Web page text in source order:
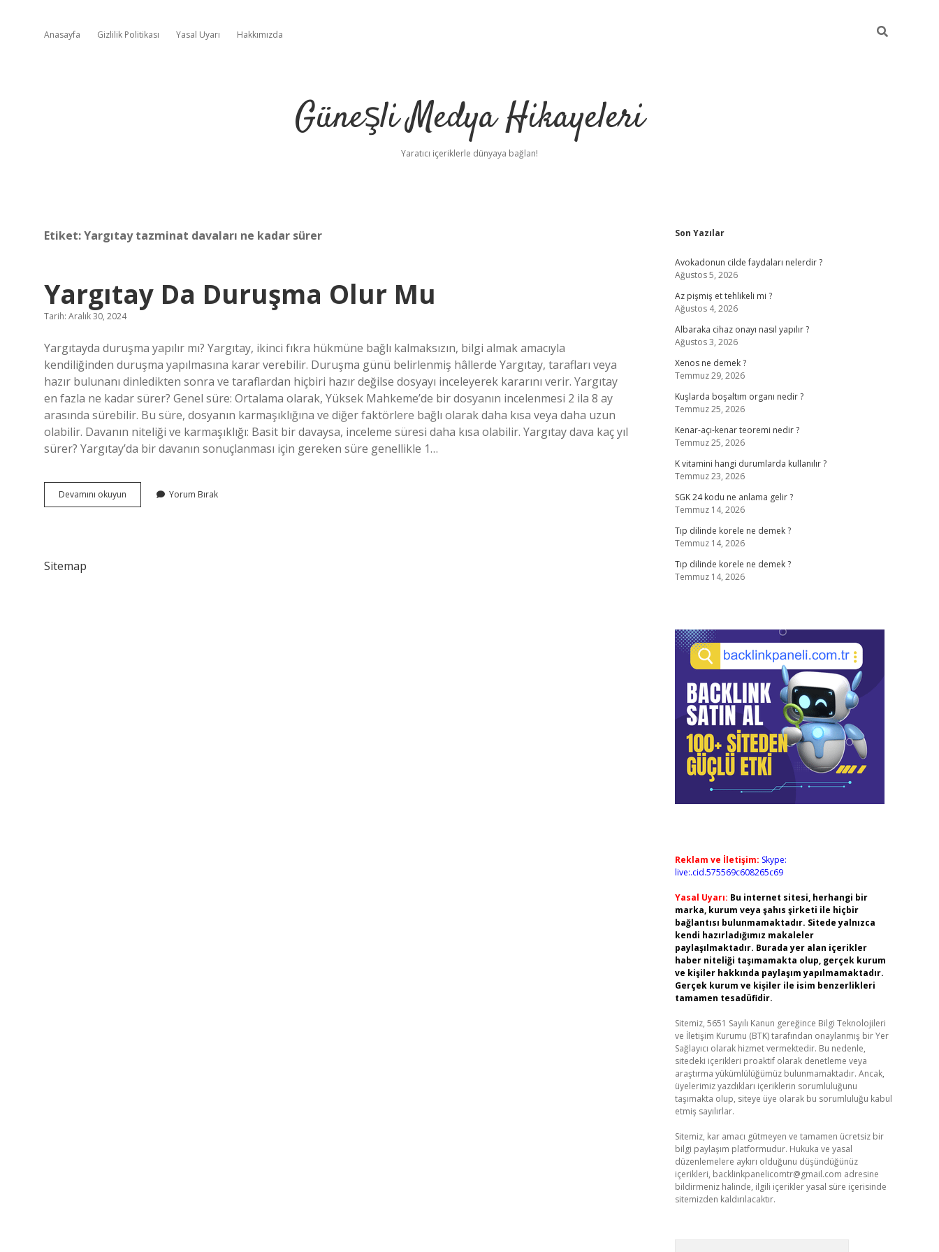
Anasayfa Gizlilik Politikası Yasal Uyarı Hakkımızda
Güneşli Medya Hikayeleri
Yaratıcı içeriklerle dünyaya bağlan!
Etiket:Yargıtay tazminat davaları ne kadar sürer
Yargıtay Da Duruşma Olur Mu
Tarih: Aralık 30, 2024
Yargıtayda duruşma yapılır mı? Yargıtay, ikinci fıkra hükmüne bağlı kalmaksızın, bilgi almak amacıyla
kendiliğinden duruşma yapılmasına karar verebilir. Duruşma günü belirlenmiş hâllerde Yargıtay, tarafları veya
hazır bulunanı dinledikten sonra ve taraflardan hiçbiri hazır değilse dosyayı inceleyerek kararını verir. Yargıtay
en fazla ne kadar sürer? Genel süre: Ortalama olarak, Yüksek Mahkeme’de bir dosyanın incelenmesi 2 ila 8 ay
arasında sürebilir. Bu süre, dosyanın karmaşıklığına ve diğer faktörlere bağlı olarak daha kısa veya daha uzun
olabilir. Davanın niteliği ve karmaşıklığı: Basit bir davaysa, inceleme süresi daha kısa olabilir. Yargıtay dava kaç yıl
sürer? Yargıtay’da bir davanın sonuçlanması için gereken süre genellikle 1…
Devamını okuyun Yargıtay
Da
Yorum Bırak
Sitemap
Sidebar
Son Yazılar
Avokadonun cilde faydaları nelerdir ?
Ağustos 5, 2026
Az pişmiş et tehlikeli mi ?
Ağustos 4, 2026
Albaraka cihaz onayı nasıl yapılır ?
Ağustos 3, 2026
Xenos ne demek ?
Temmuz 29, 2026
Kuşlarda boşaltım organı nedir ?
Temmuz 25, 2026
Kenar-açı-kenar teoremi nedir ?
Temmuz 25, 2026
K vitamini hangi durumlarda kullanılır ?
Temmuz 23, 2026
SGK 24 kodu ne anlama gelir ?
Temmuz 14, 2026
Tıp dilinde korele ne demek ?
Temmuz 14, 2026
Tıp dilinde korele ne demek ?
Temmuz 14, 2026
Reklam ve İletişim: Skype:
live:.cid.575569c608265c69
Yasal Uyarı: Bu internet sitesi, herhangi bir
marka, kurum veya şahıs şirketi ile hiçbir
bağlantısı bulunmamaktadır. Sitede yalnızca
kendi hazırladığımız makaleler
paylaşılmaktadır. Burada yer alan içerikler
haber niteliği taşımamakta olup, gerçek kurum
ve kişiler hakkında paylaşım yapılmamaktadır.
Gerçek kurum ve kişiler ile isim benzerlikleri
tamamen tesadüfidir.
Sitemiz, 5651 Sayılı Kanun gereğince Bilgi Teknolojileri
ve İletişim Kurumu (BTK) tarafından onaylanmış bir Yer
Sağlayıcı olarak hizmet vermektedir. Bu nedenle,
sitedeki içerikleri proaktif olarak denetleme veya
araştırma yükümlülüğümüz bulunmamaktadır. Ancak,
üyelerimiz yazdıkları içeriklerin sorumluluğunu
taşımakta olup, siteye üye olarak bu sorumluluğu kabul
etmiş sayılırlar.
Sitemiz, kar amacı gütmeyen ve tamamen ücretsiz bir
bilgi paylaşım platformudur. Hukuka ve yasal
düzenlemelere aykırı olduğunu düşündüğünüz
içerikleri, backlinkpanelicomtr@gmail.com adresine
bildirmeniz halinde, ilgili içerikler yasal süre içerisinde
sitemizden kaldırılacaktır.